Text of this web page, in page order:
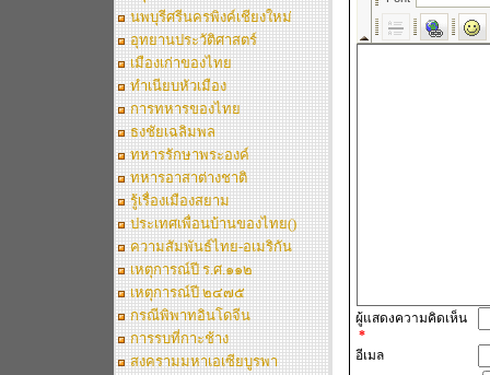
นพบุรีศรีนครพิงค์เชียงใหม่
อุทยานประวัติศาสตร์
เมืองเก่าของไทย
ทำเนียบหัวเมือง
การทหารของไทย
ธงชัยเฉลิมพล
ทหารรักษาพระองค์
ทหารอาสาต่างชาติ
รู้เรื่องเมืองสยาม
ประเทศเพื่อนบ้านของไทย()
ความสัมพันธ์ไทย-อเมริกัน
เหตุการณ์ปี ร.ศ.๑๑๒
เหตุการณ์ปี ๒๔๗๕
กรณีพิพาทอินโดจีน
การรบที่กาะช้าง
สงครามมหาเอเซียบูรพา
ผู้แสดงความคิดเห็น
*
อีเมล